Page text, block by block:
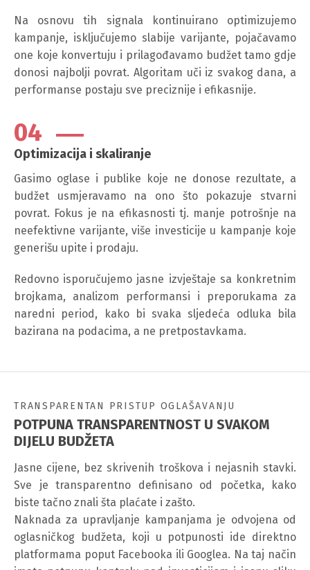
Na osnovu tih signala kontinuirano optimizujemo
kampanje, isključujemo slabije varijante, pojačavamo
one koje konvertuju i prilagođavamo budžet tamo gdje
donosi najbolji povrat. Algoritam uči iz svakog dana, a
performanse postaju sve preciznije i efikasnije.
04
Optimizacija i skaliranje
Gasimo oglase i publike koje ne donose rezultate, a
budžet usmjeravamo na ono što pokazuje stvarni
povrat. Fokus je na efikasnosti tj. manje potrošnje na
neefektivne varijante, više investicije u kampanje koje
generišu upite i prodaju.
Redovno isporučujemo jasne izvještaje sa konkretnim
brojkama, analizom performansi i preporukama za
naredni period, kako bi svaka sljedeća odluka bila
bazirana na podacima, a ne pretpostavkama.
TRANSPARENTAN PRISTUP OGLAŠAVANJU
POTPUNA TRANSPARENTNOST U SVAKOM
DIJELU BUDŽETA
Jasne cijene, bez skrivenih troškova i nejasnih stavki.
Sve je transparentno definisano od početka, kako
biste tačno znali šta plaćate i zašto.
Naknada za upravljanje kampanjama je odvojena od
oglasničkog budžeta, koji u potpunosti ide direktno
platformama poput Facebooka ili Googlea. Na taj način